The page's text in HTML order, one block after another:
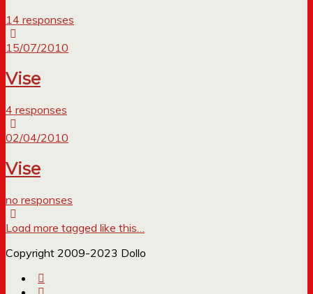
14 responses
15/07/2010
Vise
4 responses
02/04/2010
Vise
no responses
Load more tagged like this…
Copyright 2009-2023 Dollo